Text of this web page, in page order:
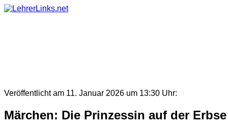
Skip
Veröffentlicht am 11. Januar 2026 um 13:30 Uhr:
Märchen: Die Prinzessin auf der Erbse